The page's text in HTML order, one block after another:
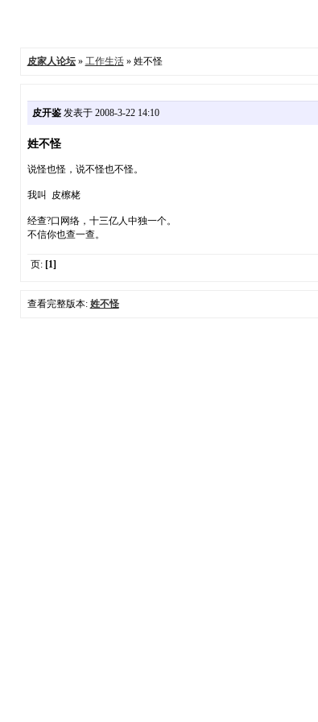
皮家人论坛» 工作生活» 姓不怪
皮开鉴发表于 2008-3-22 14:10
姓不怪
说怪也怪，说不怪也不怪。
我叫 皮檫栳
经查?口网络，十三亿人中独一个。
不信你也查一查。
页: [1]
查看完整版本: 姓不怪